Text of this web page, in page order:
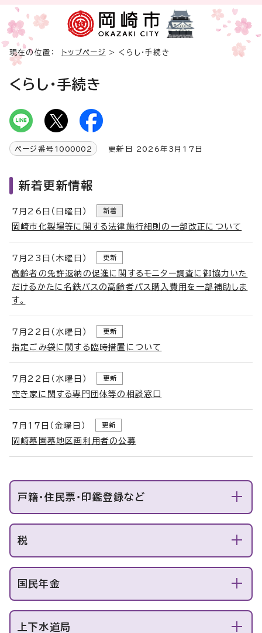
現在の位置： トップページ > くらし・手続き
くらし・手続き
ページ番号 1000002 更新日 2026年3月17日
新着更新情報
7月26日（日曜日） 新着
岡崎市化製場等に関する法律施行細則の一部改正について
7月23日（木曜日） 更新
高齢者の免許返納の促進に関するモニター調査に御協力いた
だけるかたに名鉄バスの高齢者パス購入費用を一部補助しま
す。
7月22日（水曜日） 更新
指定ごみ袋に関する臨時措置について
7月22日（水曜日） 更新
空き家に関する専門団体等の相談窓口
7月17日（金曜日） 更新
岡崎墓園墓地区画利用者の公募
戸籍・住民票・印鑑登録など
税
国民年金
上下水道局